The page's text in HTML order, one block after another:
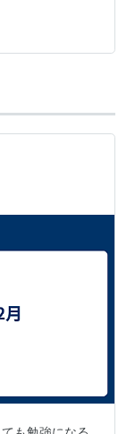
クの庭 クッ
群青領域・そ
リフ 心の奥
どれほど深い